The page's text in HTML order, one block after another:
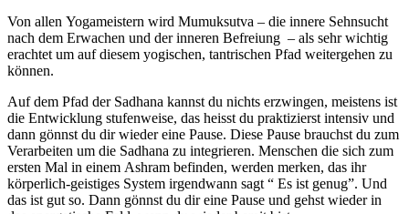
Von allen Yogameistern wird Mumuksutva – die innere Sehnsucht
nach dem Erwachen und der inneren Befreiung – als sehr wichtig
erachtet um auf diesem yogischen, tantrischen Pfad weitergehen zu
können.
Auf dem Pfad der Sadhana kannst du nichts erzwingen, meistens ist
die Entwicklung stufenweise, das heisst du praktizierst intensiv und
dann gönnst du dir wieder eine Pause. Diese Pause brauchst du zum
Verarbeiten um die Sadhana zu integrieren. Menschen die sich zum
ersten Mal in einem Ashram befinden, werden merken, das ihr
körperlich-geistiges System irgendwann sagt “ Es ist genug”. Und
das ist gut so. Dann gönnst du dir eine Pause und gehst wieder in